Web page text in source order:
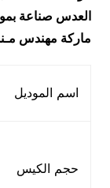
العدس صناعة
ماركة مهندس
اسم الموديل
حجم الكيس